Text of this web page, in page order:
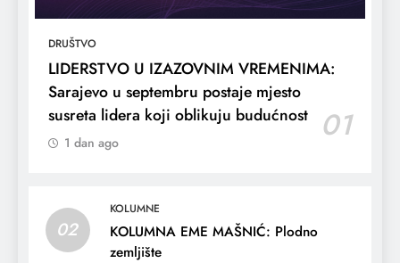
DRUŠTVO
LIDERSTVO U IZAZOVNIM VREMENIMA:
Sarajevo u septembru postaje mjesto
susreta lidera koji oblikuju budućnost
01
1 dan ago
02
KOLUMNE
KOLUMNA EME MAŠNIĆ: Plodno
zemljište